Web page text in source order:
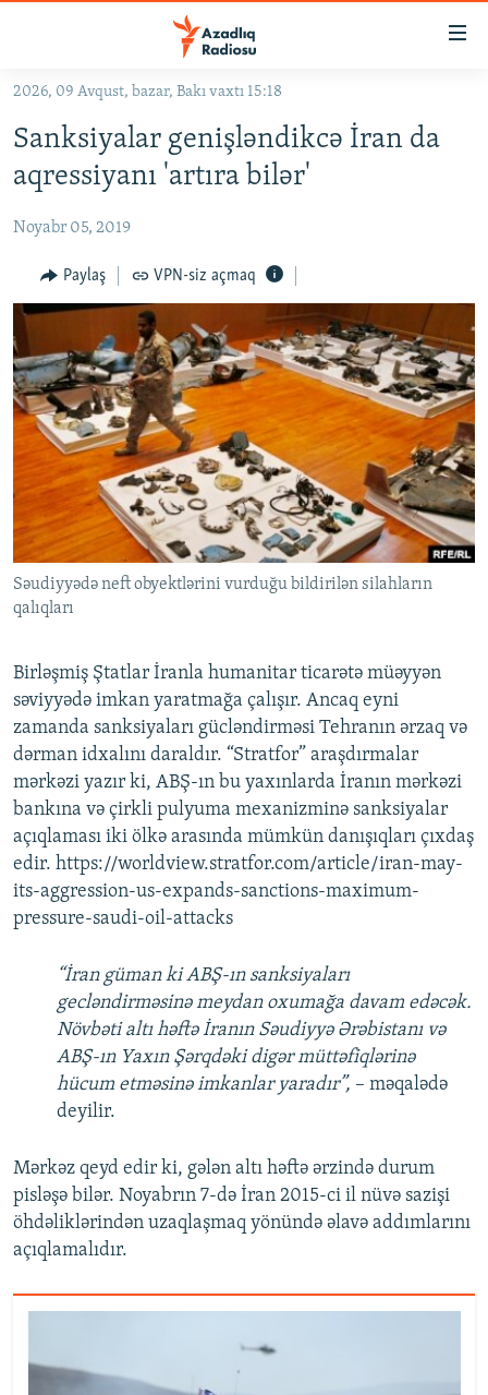
Əsas
qayıt
Əsas
naviqasiyaya
qayıt
KORRUPSIOMETR
#ƏSLINDƏ
FƏRQƏ BAX
QANUNI DOĞRU
ARAŞDIRMA
MULTIMEDIA
VIDEO
FOTOQALEREYA
İNFOQRAFIKA
KARIKATURA
RADIO ARXIV
OXU ZALI
AZƏRBAYCAN ƏDƏBIYYATI KITABXANASI
İSLAM VƏ DEMOKRATIYA
İZ - MƏDƏNIYYƏT PROQRAMI
HAQQIMIZDA
MISSIYAMIZ
PEŞƏ ETIKASI VƏ JURNALISTIKA STANDARTLARIMIZ
MATERIALLARIMIZDAN ISTIFADƏ
BIZIMLƏ ƏLAQƏ
XƏBƏR BÜLLETENLƏRIMIZ
BIZI IZLƏ
2026, 09 Avqust, bazar, Bakı vaxtı 15:18
Sanksiyalar genişləndikcə İran da
aqressiyanı 'artıra bilər'
Noyabr 05, 2019
Paylaş VPN-siz açmaq
Səudiyyədə neft obyektlərini vurduğu bildirilən silahların
qalıqları
Birləşmiş Ştatlar İranla humanitar ticarətə müəyyən
səviyyədə imkan yaratmağa çalışır. Ancaq eyni
zamanda sanksiyaları gücləndirməsi Tehranın ərzaq və
dərman idxalını daraldır. “Stratfor” araşdırmalar
mərkəzi yazır ki, ABŞ-ın bu yaxınlarda İranın mərkəzi
bankına və çirkli pulyuma mexanizminə sanksiyalar
açıqlaması iki ölkə arasında mümkün danışıqları çıxdaş
edir. https://worldview.stratfor.com/article/iran-may-
its-aggression-us-expands-sanctions-maximum-
pressure-saudi-oil-attacks
“İran güman ki ABŞ-ın sanksiyaları
gecləndirməsinə meydan oxumağa davam edəcək.
Növbəti altı həftə İranın Səudiyyə Ərəbistanı və
ABŞ-ın Yaxın Şərqdəki digər müttəfiqlərinə
hücum etməsinə imkanlar yaradır”, – məqalədə
deyilir.
Mərkəz qeyd edir ki, gələn altı həftə ərzində durum
pisləşə bilər. Noyabrın 7-də İran 2015-ci il nüvə sazişi
öhdəliklərindən uzaqlaşmaq yönündə əlavə addımlarını
açıqlamalıdır.